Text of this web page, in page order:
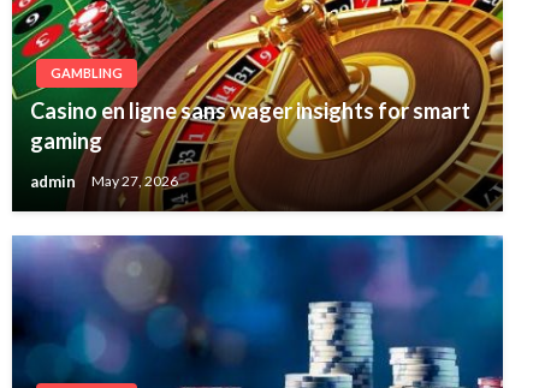
GAMBLING
Casino en ligne sans wager insights for smart
gaming
admin May 27, 2026